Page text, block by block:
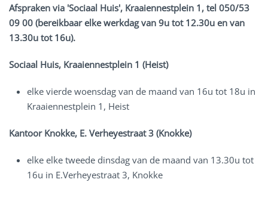
Afspraken via 'Sociaal Huis', Kraaiennestplein 1, tel 050/53
09 00 (bereikbaar elke werkdag van 9u tot 12.30u en van
13.30u tot 16u).
Sociaal Huis, Kraaiennestplein 1 (Heist)
elke vierde woensdag van de maand van 16u tot 18u in
Kraaiennestplein 1, Heist
Kantoor Knokke, E. Verheyestraat 3 (Knokke)
elke elke tweede dinsdag van de maand van 13.30u tot
16u in E.Verheyestraat 3, Knokke